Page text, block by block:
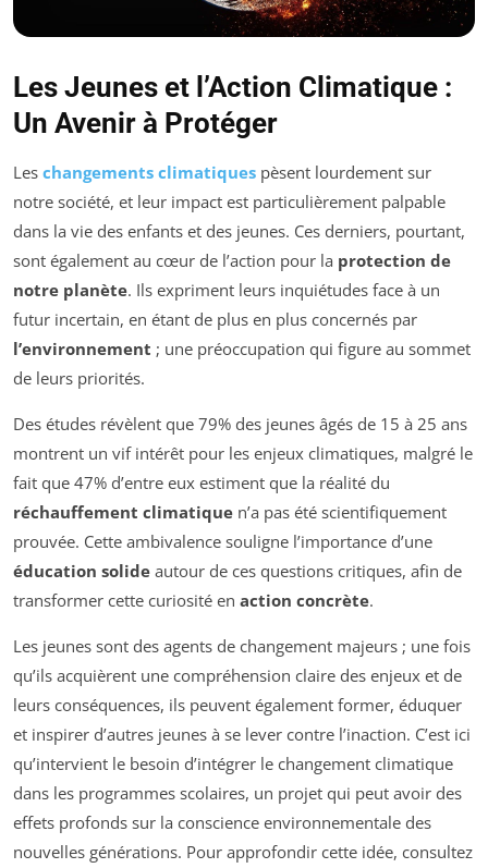
Les Jeunes et l’Action Climatique :
Un Avenir à Protéger
Les changements climatiques pèsent lourdement sur
notre société, et leur impact est particulièrement palpable
dans la vie des enfants et des jeunes. Ces derniers, pourtant,
sont également au cœur de l’action pour la protection de
notre planète. Ils expriment leurs inquiétudes face à un
futur incertain, en étant de plus en plus concernés par
l’environnement ; une préoccupation qui figure au sommet
de leurs priorités.
Des études révèlent que 79% des jeunes âgés de 15 à 25 ans
montrent un vif intérêt pour les enjeux climatiques, malgré le
fait que 47% d’entre eux estiment que la réalité du
réchauffement climatique n’a pas été scientifiquement
prouvée. Cette ambivalence souligne l’importance d’une
éducation solide autour de ces questions critiques, afin de
transformer cette curiosité en action concrète.
Les jeunes sont des agents de changement majeurs ; une fois
qu’ils acquièrent une compréhension claire des enjeux et de
leurs conséquences, ils peuvent également former, éduquer
et inspirer d’autres jeunes à se lever contre l’inaction. C’est ici
qu’intervient le besoin d’intégrer le changement climatique
dans les programmes scolaires, un projet qui peut avoir des
effets profonds sur la conscience environnementale des
nouvelles générations. Pour approfondir cette idée, consultez